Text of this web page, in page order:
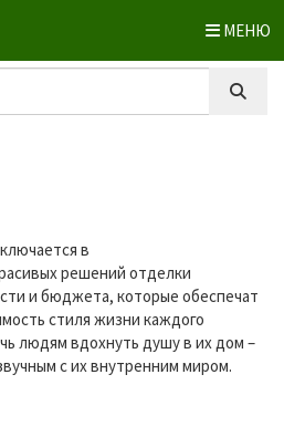
МЕНЮ
в
решений отделки
и бюджета, которые обеспечат
стиля жизни каждого
людям вдохнуть душу в их дом –
с их внутренним миром.